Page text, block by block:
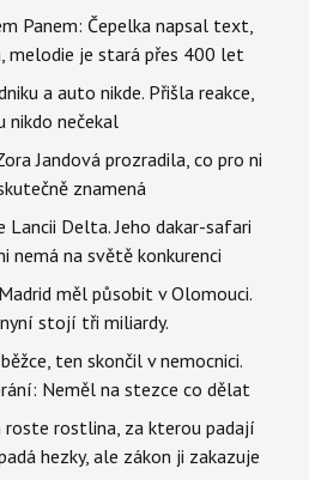
Panem: Čepelka napsal text,
melodie je stará přes 400 let
a auto nikde. Přišla reakce,
nikdo nečekal
Jandová prozradila, co pro ni
znamená
Delta. Jeho dakar-safari
nemá na světě konkurenci
měl působit v Olomouci.
stojí tři miliardy.
ten skončil v nemocnici.
Neměl na stezce co dělat
roste rostlina, za kterou padají
hezky, ale zákon ji zakazuje